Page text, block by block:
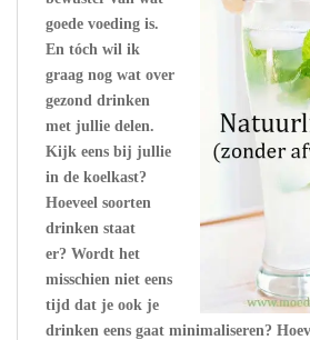
goede voeding is.
En tóch wil ik
graag nog wat over
gezond drinken
met jullie delen.
Kijk eens bij jullie
in de koelkast?
Hoeveel soorten
drinken staat
er? Wordt het
misschien niet eens
tijd dat je ook je
drinken eens gaat minimaliseren?